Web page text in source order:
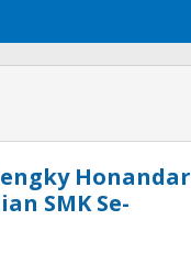
Honandar
SMK Se-